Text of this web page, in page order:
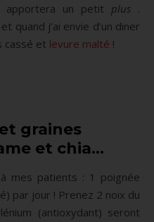
apportera un petit plus .
quand j’ai envie d’un diner
cassé et levure malté !
graines
et chia…
mes patients : 1 poignée
par jour ! Prenez 2 noix du
(antioxydant) seront